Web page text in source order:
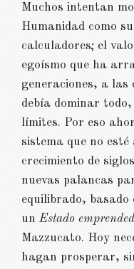
Muchos intentan
Humanidad como
calculadores; el
egoísmo que ha
generaciones, a las
debía dominar
límites. Por eso
sistema que no
crecimiento de
nuevas palancas
equilibrado, basado
un Estado
Mazzucato. Hoy
hagan prosperar,